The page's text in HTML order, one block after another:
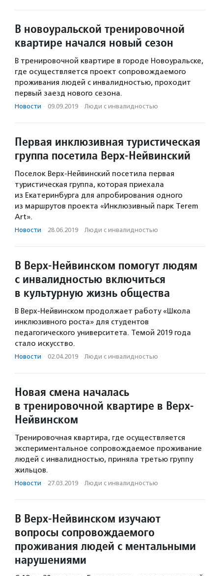
В новоуральской тренировочной
квартире начался новый сезон
В тренировочной квартире в городе Новоуральске,
где осуществляется проект сопровождаемого
проживания людей с инвалидностью, проходит
первый заезд нового сезона.
Новости · 09.09.2019 · Люди с инвалидностью
Первая инклюзивная туристическая
группа посетила Верх-Нейвинский
Поселок Верх-Нейвинский посетила первая
туристическая группа, которая приехала
из Екатеринбурга для апробирования одного
из маршрутов проекта «Инклюзивный парк Terem
Art».
Новости · 28.06.2019 · Люди с инвалидностью
В Верх-Нейвинском помогут людям
с инвалидностью включиться
в культурную жизнь общества
В Верх-Нейвинском продолжает работу «Школа
инклюзивного роста» для студентов
педагогического университета. Темой 2019 года
стало искусство.
Новости · 02.04.2019 · Люди с инвалидностью
Новая смена началась
в тренировочной квартире в Верх-
Нейвинском
Тренировочная квартира, где осуществляется
экспериментальное сопровождаемое проживание
людей с инвалидностью, приняла третью группу
жильцов.
Новости · 27.03.2019 · Люди с инвалидностью
В Верх-Нейвинском изучают
вопросы сопровождаемого
проживания людей с ментальными
нарушениями